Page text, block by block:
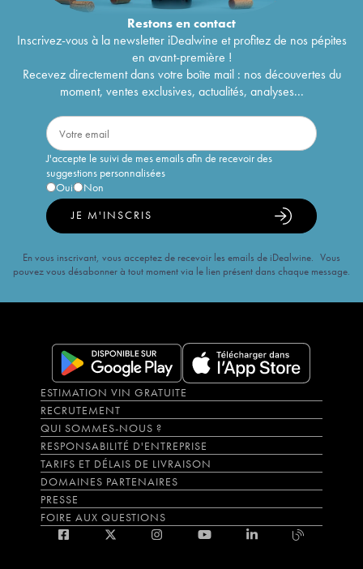
Restons encontact
Inscrivez-vous à la newsletter iDealwine et profitez de nos pépites
en avant-première !
Recevez directement dans votre boîte mail : nos découvertes du
moment, ventes exclusives, actualités, analyses...
J'accepte le suivi de mes emails afin de recevoir des
suggestions personnalisées
Oui
Non
JE M'INSCRIS
En vous inscrivant, vous acceptez de recevoir les emails de iDealwine. Vous
pouvez vous désabonner à tout moment via le lien présent dans chaque message.
ESTIMATION VIN GRATUITE
RECRUTEMENT
QUI SOMMES-NOUS ?
RESPONSABILITÉ D'ENTREPRISE
TARIFS ET DÉLAIS DE LIVRAISON
DOMAINES PARTENAIRES
PRESSE
FOIRE AUX QUESTIONS